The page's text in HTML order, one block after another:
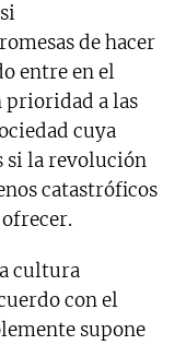
de hacer
entre en el
prioridad a las
cuya
si la revolución
catastróficos
cultura
con el
supone